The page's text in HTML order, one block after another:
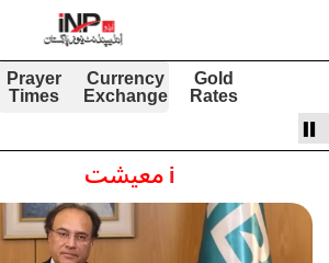
Gold
Rates
Currency
Exchange
Prayer
Times
iمعیشت